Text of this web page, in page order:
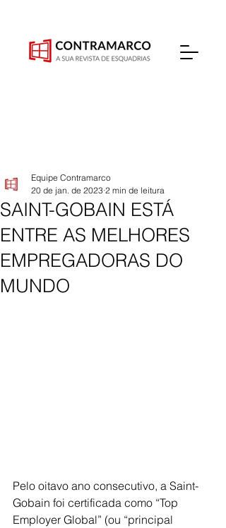
SAINT-GOBAIN ESTÁ
ENTRE AS MELHORES
EMPREGADORAS DO
MUNDO
Equipe Contramarco
20 de jan. de 2023 2 min de leitura
Pelo oitavo ano consecutivo, a Saint-
Gobain foi certificada como “Top
Employer Global” (ou “principal